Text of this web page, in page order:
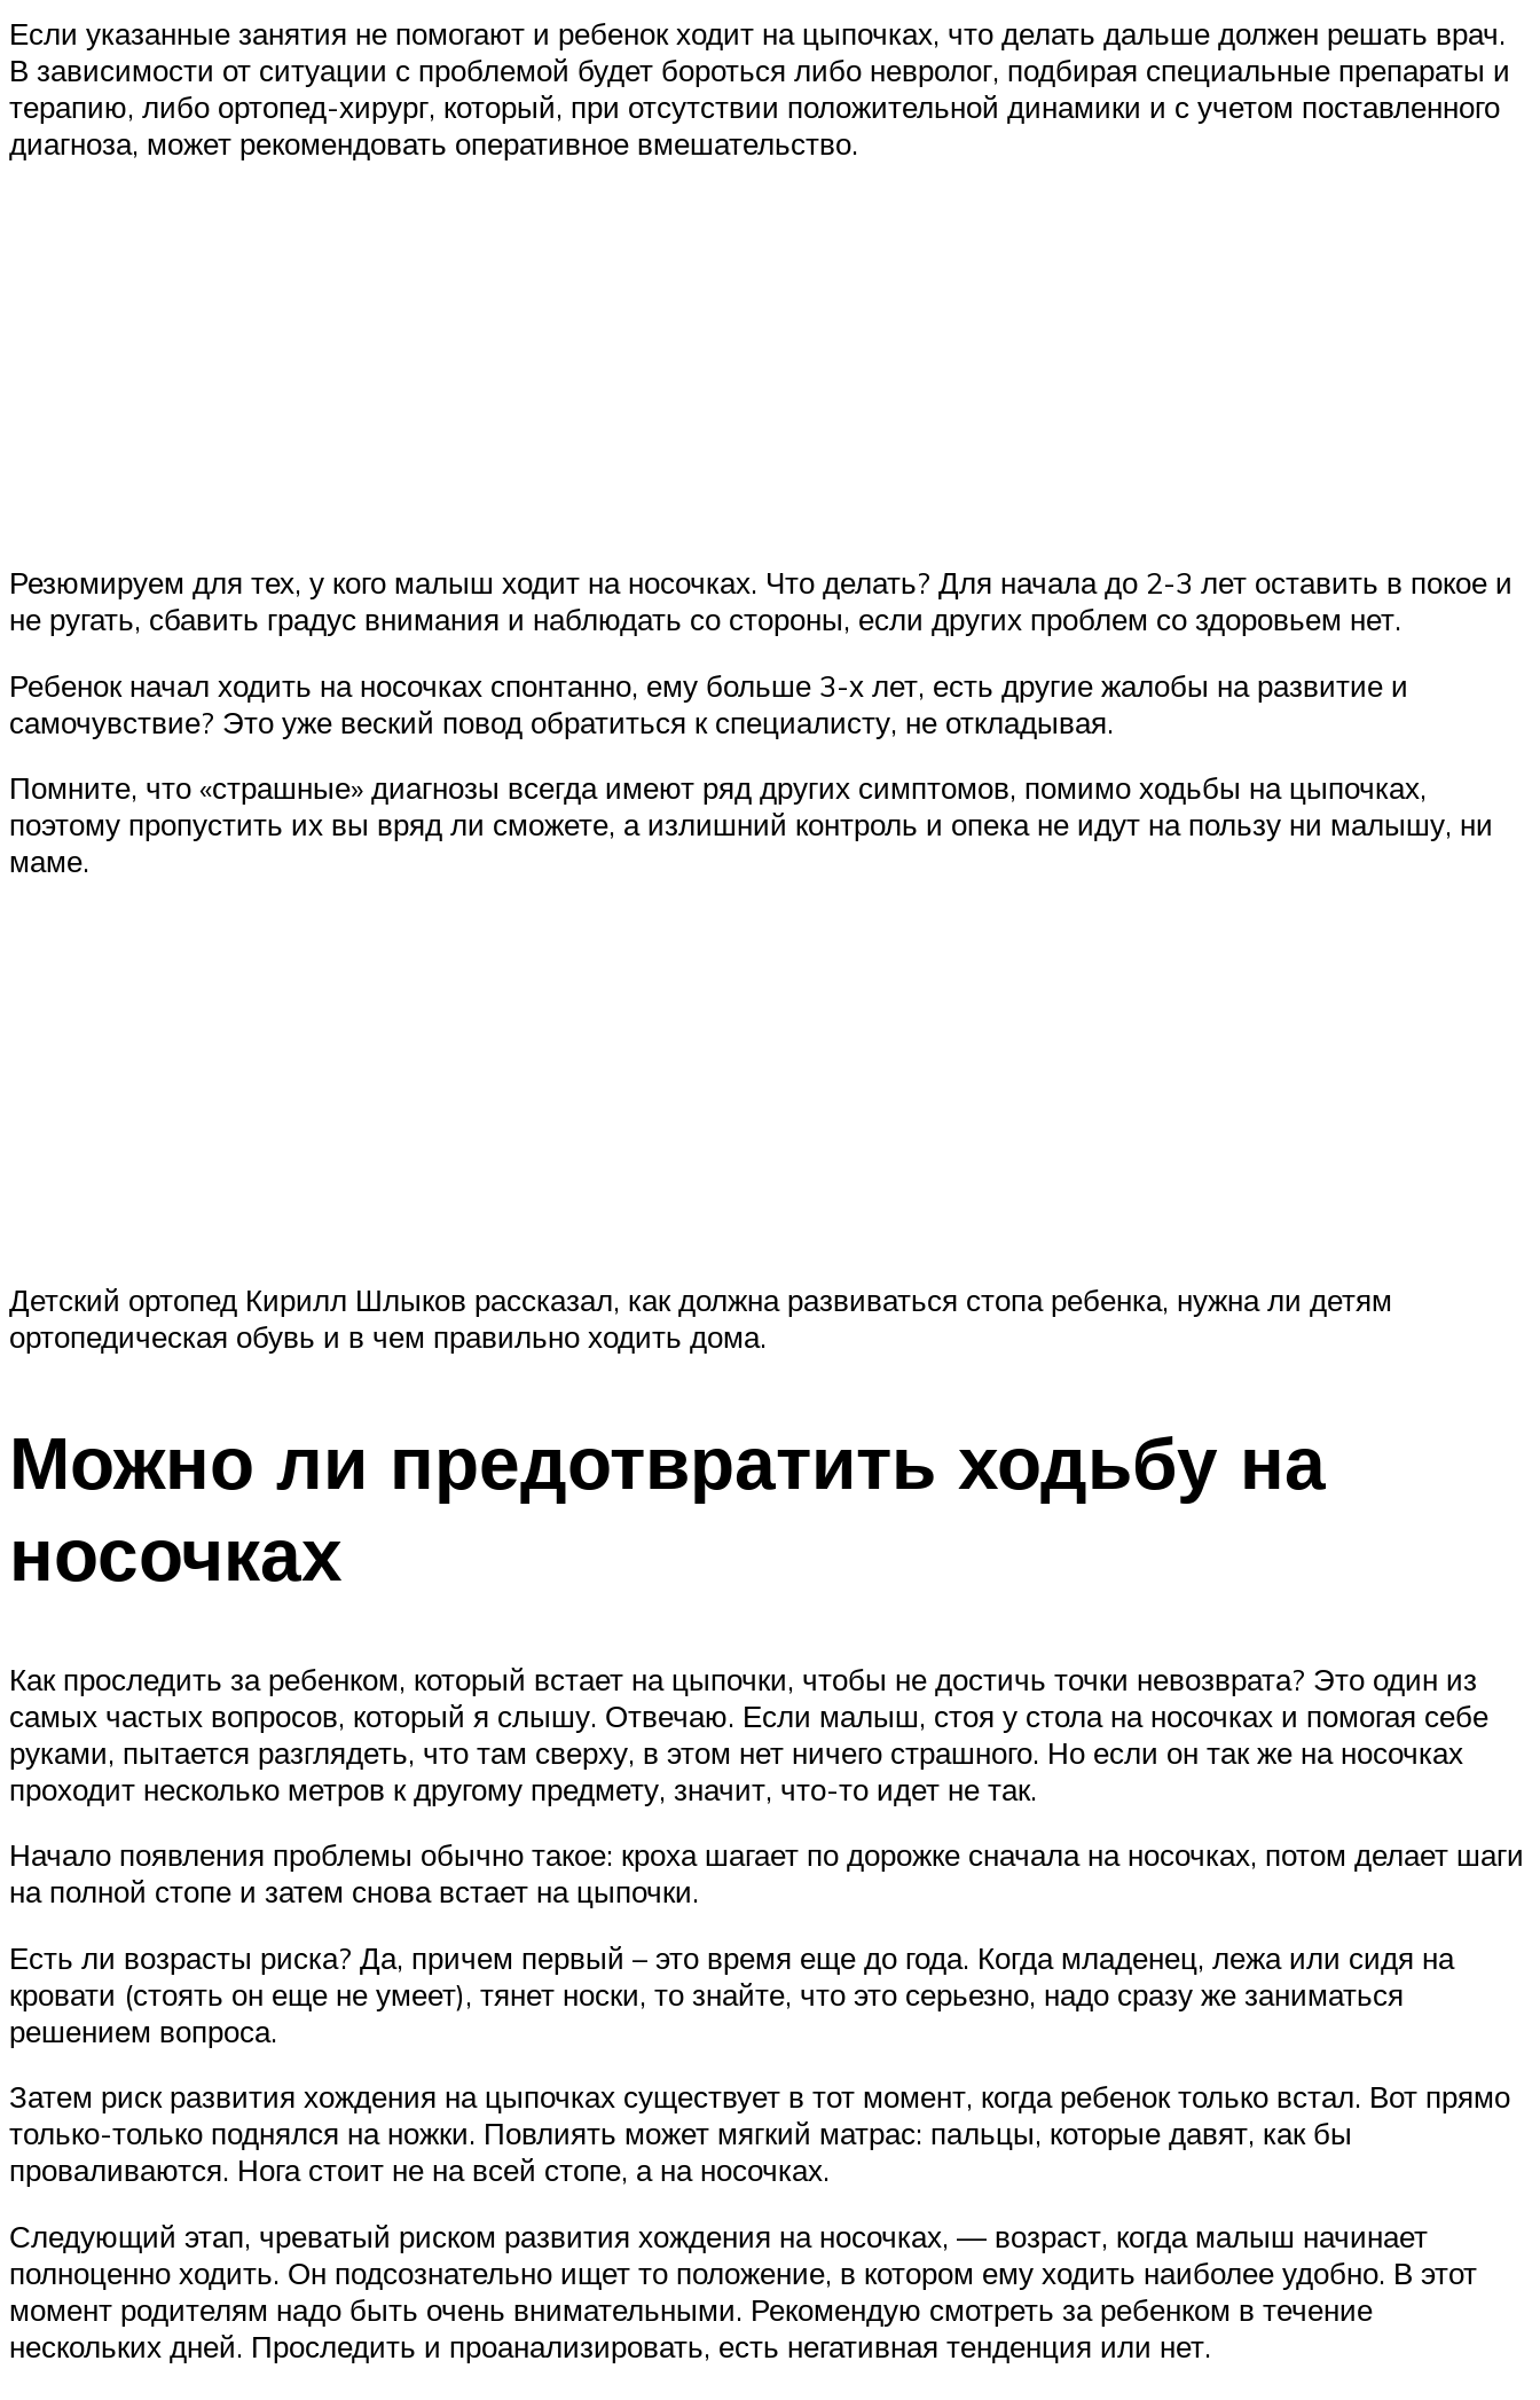
Если указанные занятия не помогают и ребенок ходит на цыпочках, что делать дальше должен решать врач.
В зависимости от ситуации с проблемой будет бороться либо невролог, подбирая специальные препараты и
терапию, либо ортопед-хирург, который, при отсутствии положительной динамики и с учетом поставленного
диагноза, может рекомендовать оперативное вмешательство.
Резюмируем для тех, у кого малыш ходит на носочках. Что делать? Для начала до 2-3 лет оставить в покое и
не ругать, сбавить градус внимания и наблюдать со стороны, если других проблем со здоровьем нет.
Ребенок начал ходить на носочках спонтанно, ему больше 3-х лет, есть другие жалобы на развитие и
самочувствие? Это уже веский повод обратиться к специалисту, не откладывая.
Помните, что «страшные» диагнозы всегда имеют ряд других симптомов, помимо ходьбы на цыпочках,
поэтому пропустить их вы вряд ли сможете, а излишний контроль и опека не идут на пользу ни малышу, ни
маме.
Детский ортопед Кирилл Шлыков рассказал, как должна развиваться стопа ребенка, нужна ли детям
ортопедическая обувь и в чем правильно ходить дома.
Можно ли предотвратить ходьбу на
носочках
Как проследить за ребенком, который встает на цыпочки, чтобы не достичь точки невозврата? Это один из
самых частых вопросов, который я слышу. Отвечаю. Если малыш, стоя у стола на носочках и помогая себе
руками, пытается разглядеть, что там сверху, в этом нет ничего страшного. Но если он так же на носочках
проходит несколько метров к другому предмету, значит, что-то идет не так.
Начало появления проблемы обычно такое: кроха шагает по дорожке сначала на носочках, потом делает шаги
на полной стопе и затем снова встает на цыпочки.
Есть ли возрасты риска? Да, причем первый – это время еще до года. Когда младенец, лежа или сидя на
кровати (стоять он еще не умеет), тянет носки, то знайте, что это серьезно, надо сразу же заниматься
решением вопроса.
Затем риск развития хождения на цыпочках существует в тот момент, когда ребенок только встал. Вот прямо
только-только поднялся на ножки. Повлиять может мягкий матрас: пальцы, которые давят, как бы
проваливаются. Нога стоит не на всей стопе, а на носочках.
Следующий этап, чреватый риском развития хождения на носочках, — возраст, когда малыш начинает
полноценно ходить. Он подсознательно ищет то положение, в котором ему ходить наиболее удобно. В этот
момент родителям надо быть очень внимательными. Рекомендую смотреть за ребенком в течение
нескольких дней. Проследить и проанализировать, есть негативная тенденция или нет.